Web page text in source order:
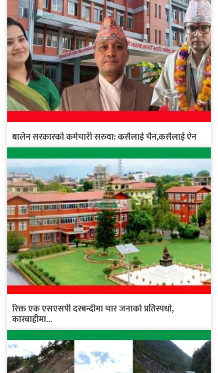
बालेन सरकारको कर्मचारी सरुवा: कसैलाई चैन,कसैलाई ऐन
रिक्त एक एसएसपी दरबन्दीमा चार जनाको प्रतिस्पर्धा,
कारबाहीमा...